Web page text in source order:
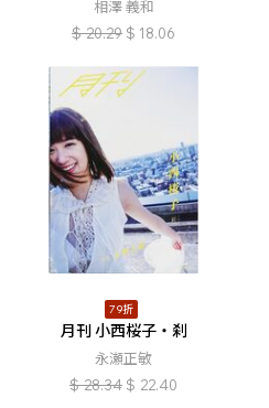
相澤 義和
$ 20.29 $ 18.06
79折
月刊 小西桜子・刹
永瀬正敏
$ 28.34 $ 22.40